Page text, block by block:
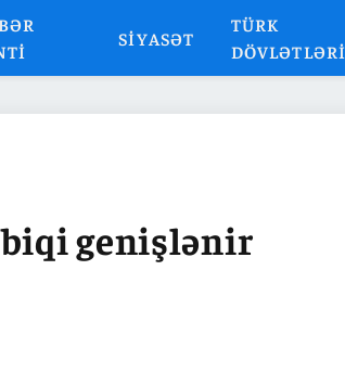
SIYASƏT
TÜRK
DÖVLƏTLƏRI
genişlənir